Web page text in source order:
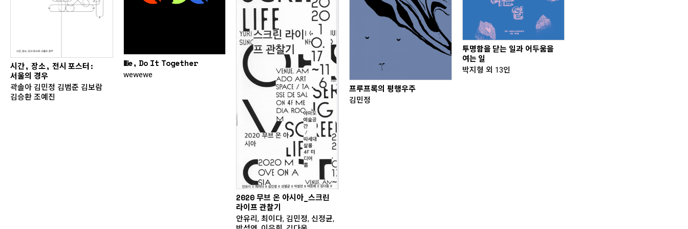
시간, 장소, 전시 포스터:
서울의 경우
곽솔아 김민정 김범준 김보람
김승환 조예진
We, Do It Together
wewewe
2020 무브 온 아시아_스크린
라이프 관찰기
안유리, 최이다, 김민정, 신정균,
프루프록의 평행우주
김민정
투명함을 닫는 일과 어두움을
여는 일
박지형 외 13인